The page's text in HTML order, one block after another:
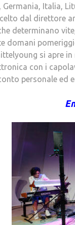
Italia,
dal direttore
determinano
domani
si apre
con i
personale ed